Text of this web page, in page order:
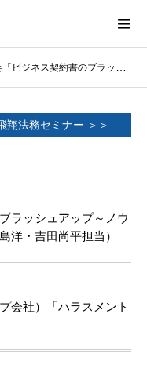
ュアップ～ノウハウを１８０分に凝縮して～」（五島洋・吉田尚平担当）
翔法務セミナー ＞＞
ラッシュアップ～ノウ
洋・吉田尚平担当）
会社）「ハラスメント